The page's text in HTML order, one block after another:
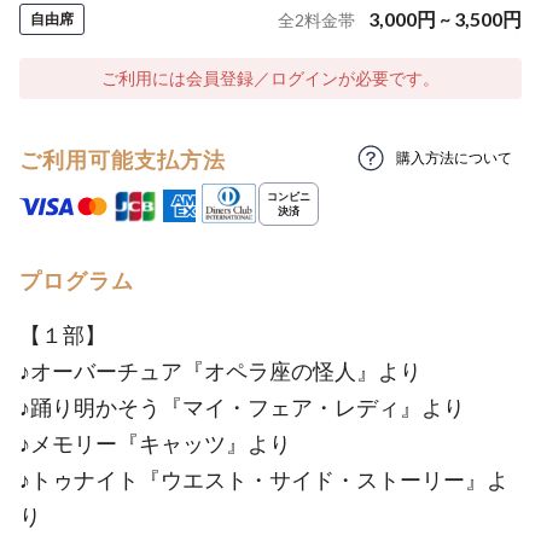
自由席 全2料金帯 3,000円 ~ 3,500円
ご利用には会員登録／ログインが必要です。
ご利用可能支払方法 購入方法について
プログラム
【１部】
♪オーバーチュア『オペラ座の怪人』より
♪踊り明かそう『マイ・フェア・レディ』より
♪メモリー『キャッツ』より
♪トゥナイト『ウエスト・サイド・ストーリー』よ
り